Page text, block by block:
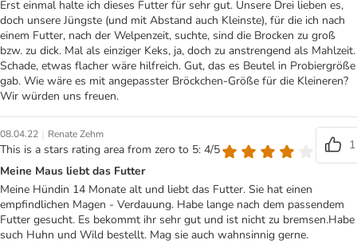
Erst einmal halte ich dieses Futter für sehr gut. Unsere Drei lieben es,
doch unsere Jüngste (und mit Abstand auch Kleinste), für die ich nach
einem Futter, nach der Welpenzeit, suchte, sind die Brocken zu groß
bzw. zu dick. Mal als einziger Keks, ja, doch zu anstrengend als Mahlzeit.
Schade, etwas flacher wäre hilfreich. Gut, das es Beutel in Probiergröße
gab. Wie wäre es mit angepasster Bröckchen-Größe für die Kleineren?
Wir würden uns freuen.
08.04.22 | Renate Zehm
This is a stars rating area from zero to 5: 4/5
1
Meine Maus liebt das Futter
Meine Hündin 14 Monate alt und liebt das Futter. Sie hat einen
empfindlichen Magen - Verdauung. Habe lange nach dem passendem
Futter gesucht. Es bekommt ihr sehr gut und ist nicht zu bremsen.Habe
such Huhn und Wild bestellt. Mag sie auch wahnsinnig gerne.